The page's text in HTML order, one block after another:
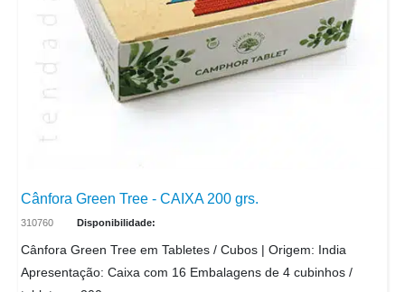
Cânfora Green Tree - CAIXA 200 grs.
310760 Disponibilidade:
Cânfora Green Tree em Tabletes / Cubos | Origem: India
Apresentação: Caixa com 16 Embalagens de 4 cubinhos /